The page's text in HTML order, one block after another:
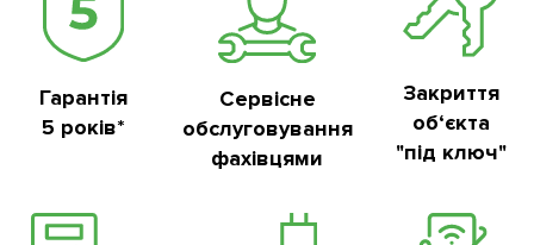
Гарантія
5 років*
Сервісне
обслуговування
фахівцями
Закриття
об‘єкта
"під ключ"